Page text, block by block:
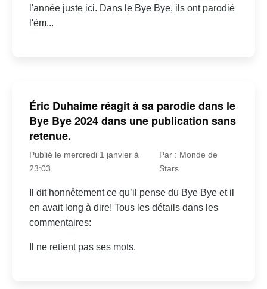
l'année juste ici. Dans le Bye Bye, ils ont parodié
l'ém...
Éric Duhaime réagit à sa parodie dans le
Bye Bye 2024 dans une publication sans
retenue.
Publié le mercredi 1 janvier à
23:03
Par : Monde de
Stars
Il dit honnêtement ce qu’il pense du Bye Bye et il
en avait long à dire! Tous les détails dans les
commentaires:
Il ne retient pas ses mots.